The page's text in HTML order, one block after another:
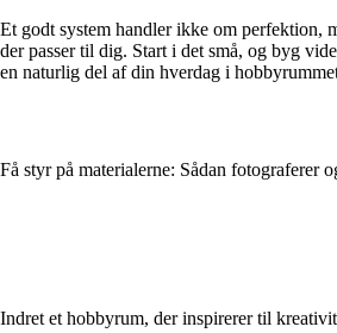
Et godt system handler ikke om perfektion,
der passer til dig. Start i det små, og byg
en naturlig del af din hverdag i
Få styr på materialerne: Sådan fotograferer
Indret et hobbyrum, der inspirerer til